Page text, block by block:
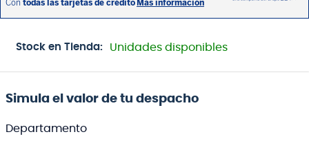
Stock en Tienda: Unidades disponibles
Simula el valor de tu despacho
Departamento